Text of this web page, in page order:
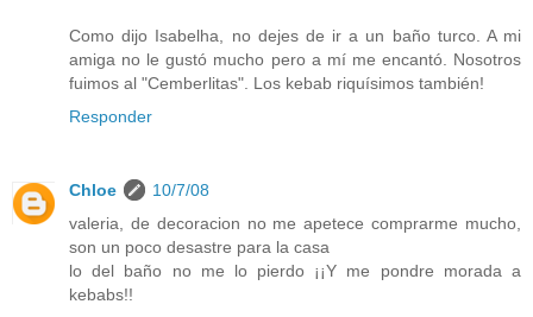
Como dijo Isabelha, no dejes de ir a un baño turco. A mi
amiga no le gustó mucho pero a mí me encantó. Nosotros
fuimos al "Cemberlitas". Los kebab riquísimos también!
Responder
Chloe
10/7/08
valeria, de decoracion no me apetece comprarme mucho,
son un poco desastre para la casa
lo del baño no me lo pierdo ¡¡Y me pondre morada a
kebabs!!